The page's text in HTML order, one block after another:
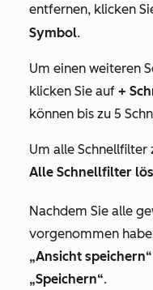
entfernen, klicken
Symbol.
Um einen weiteren
klicken Sie auf +
können bis zu 5
Um alle Schnellfilter
Alle Schnellfilter
Nachdem Sie alle
vorgenommen
„Ansicht speichern“
„Speichern“.